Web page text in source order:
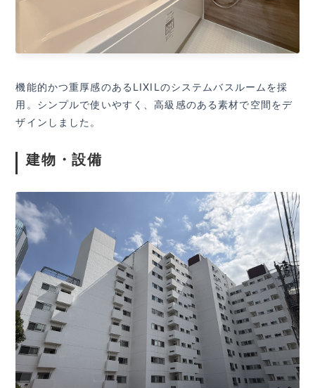
機能的かつ重厚感のあるLIXILのシステムバスルームを採
用。シンプルで使いやすく、高級感のある素材で空間をデ
ザインしました。
建物・設備